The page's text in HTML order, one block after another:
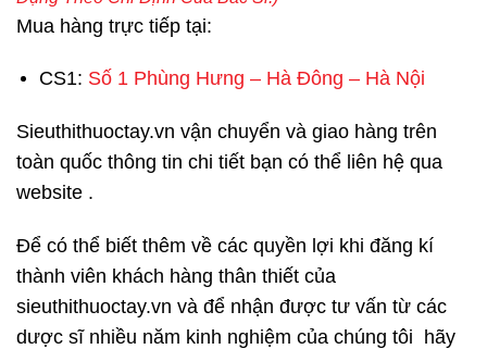
Mua hàng trực tiếp tại:
CS1: Số 1 Phùng Hưng – Hà Đông – Hà Nội
Sieuthithuoctay.vn vận chuyển và giao hàng trên
toàn quốc thông tin chi tiết bạn có thể liên hệ qua
website .
Để có thể biết thêm về các quyền lợi khi đăng kí
thành viên khách hàng thân thiết của
sieuthithuoctay.vn và để nhận được tư vấn từ các
dược sĩ nhiều năm kinh nghiệm của chúng tôi hãy